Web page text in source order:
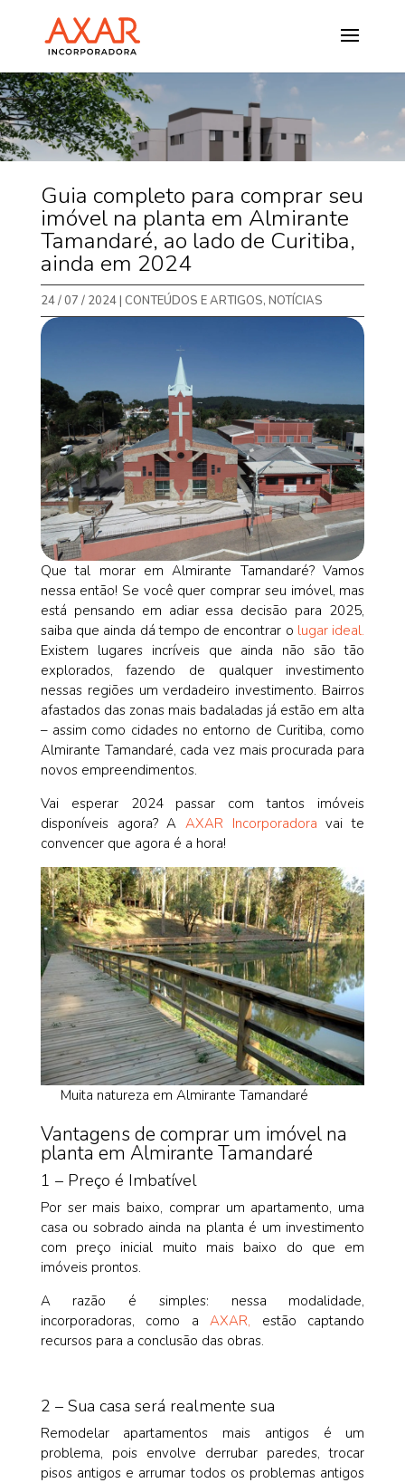
Guia completo para comprar seu
imóvel na planta em Almirante
Tamandaré, ao lado de Curitiba,
ainda em 2024
24 / 07 / 2024| CONTEÚDOS E ARTIGOS, NOTÍCIAS
Que tal morar em Almirante Tamandaré? Vamos
nessa então! Se você quer comprar seu imóvel, mas
está pensando em adiar essa decisão para 2025,
saiba que ainda dá tempo de encontrar o lugar ideal.
Existem lugares incríveis que ainda não são tão
explorados, fazendo de qualquer investimento
nessas regiões um verdadeiro investimento. Bairros
afastados das zonas mais badaladas já estão em alta
– assim como cidades no entorno de Curitiba, como
Almirante Tamandaré, cada vez mais procurada para
novos empreendimentos.
Vai esperar 2024 passar com tantos imóveis
disponíveis agora? A AXAR Incorporadora vai te
convencer que agora é a hora!
Muita natureza em Almirante Tamandaré
Vantagens de comprar um imóvel na
planta em Almirante Tamandaré
1 – Preço é Imbatível
Por ser mais baixo, comprar um apartamento, uma
casa ou sobrado ainda na planta é um investimento
com preço inicial muito mais baixo do que em
imóveis prontos.
A razão é simples: nessa modalidade,
incorporadoras, como aAXAR, estão captando
recursos para a conclusão das obras.
2 – Sua casa será realmente sua
Remodelar apartamentos mais antigos é um
problema, pois envolve derrubar paredes, trocar
pisos antigos e arrumar todos os problemas antigos